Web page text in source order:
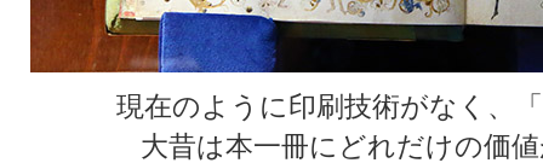
現在のように印刷技術がなく、
大昔は本一冊にどれだけの価